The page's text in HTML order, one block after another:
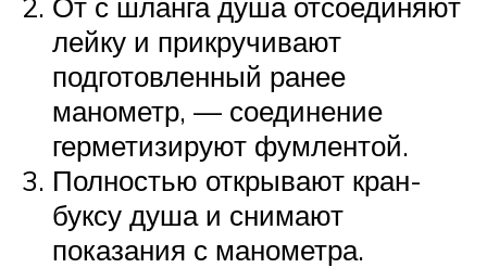
лейку и прикручивают
подготовленный ранее
манометр, — соединение
герметизируют фумлентой.
Полностью открывают кран-
буксу душа и снимают
показания с манометра.